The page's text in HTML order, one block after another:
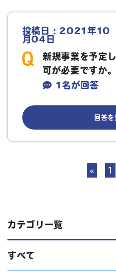
投稿日：2021年10
月04日
新規事業を予定
可が必要ですか。
1名が回答
回答を
« 1
カテゴリ一覧
すべて